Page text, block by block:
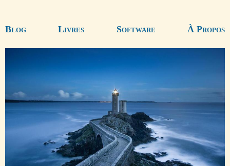
Blog Livres Software À Propos